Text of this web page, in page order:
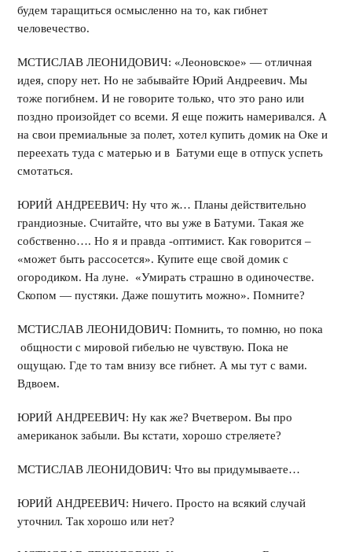
будем таращиться осмысленно на то, как гибнет
человечество.
МСТИСЛАВ ЛЕОНИДОВИЧ: «Леоновское» — отличная
идея, спору нет. Но не забывайте Юрий Андреевич. Мы
тоже погибнем. И не говорите только, что это рано или
поздно произойдет со всеми. Я еще пожить намеривался. А
на свои премиальные за полет, хотел купить домик на Оке и
переехать туда с матерью и в Батуми еще в отпуск успеть
смотаться.
ЮРИЙ АНДРЕЕВИЧ: Ну что ж… Планы действительно
грандиозные. Считайте, что вы уже в Батуми. Такая же
собственно…. Но я и правда -оптимист. Как говорится –
«может быть рассосется». Купите еще свой домик с
огородиком. На луне. «Умирать страшно в одиночестве.
Скопом — пустяки. Даже пошутить можно». Помните?
МСТИСЛАВ ЛЕОНИДОВИЧ: Помнить, то помню, но пока
общности с мировой гибелью не чувствую. Пока не
ощущаю. Где то там внизу все гибнет. А мы тут с вами.
Вдвоем.
ЮРИЙ АНДРЕЕВИЧ: Ну как же? Вчетвером. Вы про
американок забыли. Вы кстати, хорошо стреляете?
МСТИСЛАВ ЛЕОНИДОВИЧ: Что вы придумываете…
ЮРИЙ АНДРЕЕВИЧ: Ничего. Просто на всякий случай
уточнил. Так хорошо или нет?